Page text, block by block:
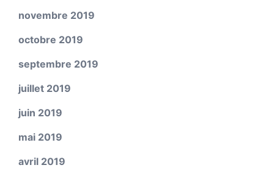
novembre 2019
octobre 2019
septembre 2019
juillet 2019
juin 2019
mai 2019
avril 2019